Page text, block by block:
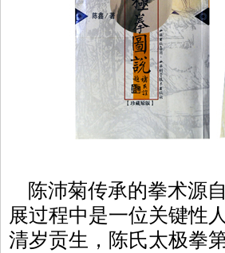
陈沛菊传承的拳术源
展过程中是一位关键性
清岁贡生，陈氏太极拳